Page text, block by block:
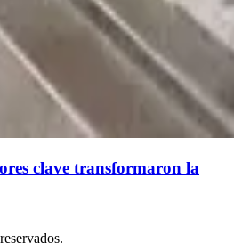
clave transformaron la